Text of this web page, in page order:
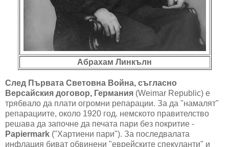
Абрахам Линкълн
След Първата Световна Война, съгласно
Версайския договор, Германия (Weimar Republic) е
трябвало да плати огромни репарации. За да "намалят"
репарациите, около 1920 год. немското правителство
решава да започне да печата пари без покритие -
Papiermark ("Хартиени пари"). За последвалата
инфлация биват обвинени "еврейските спекуланти" и